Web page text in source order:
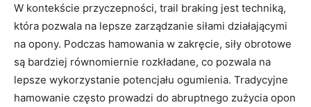
W kontekście przyczepności, trail braking jest techniką,
która pozwala na lepsze zarządzanie siłami działającymi
na opony. Podczas hamowania w zakręcie, siły obrotowe
są bardziej równomiernie rozkładane, co pozwala na
lepsze wykorzystanie potencjału ogumienia. Tradycyjne
hamowanie często prowadzi do abruptnego zużycia opon